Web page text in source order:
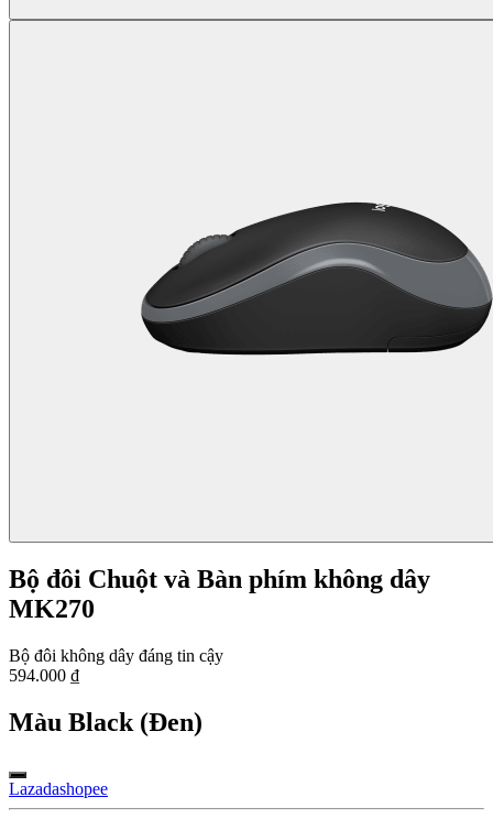
Bộ đôi Chuột và Bàn phím không dây
MK270
Bộ đôi không dây đáng tin cậy
594.000 ₫
Màu Black (Đen)
Lazadashopee